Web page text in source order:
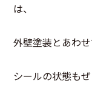
は、
外壁塗装とあわせ
シールの状態も